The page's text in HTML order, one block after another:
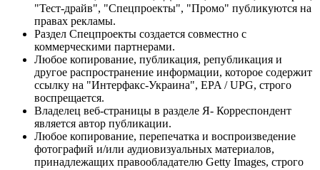
"Тест-драйв", "Спецпроекты", "Промо" публикуются на
правах рекламы.
Раздел Спецпроекты создается совместно с
коммерческими партнерами.
Любое копирование, публикация, републикация и
другое распространение информации, которое содержит
ссылку на "Интерфакс-Украина", EPA / UPG, строго
воспрещается.
Владелец веб-страницы в разделе Я- Корреспондент
является автор публикации.
Любое копирование, перепечатка и воспроизведение
фотографий и/или аудиовизуальных материалов,
принадлежащих правообладателю Getty Images, строго